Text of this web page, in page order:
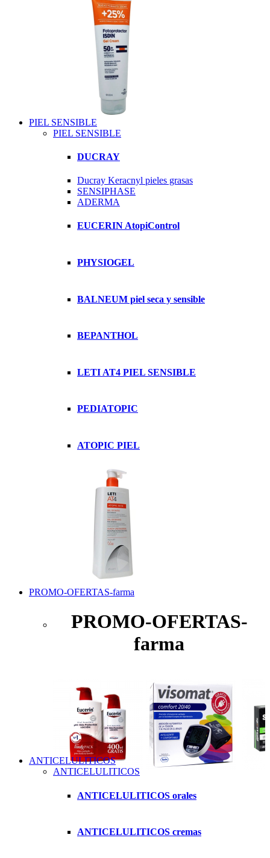
PIEL SENSIBLE
PIEL SENSIBLE
DUCRAY
Ducray Keracnyl pieles grasas
SENSIPHASE
ADERMA
EUCERIN AtopiControl
PHYSIOGEL
BALNEUM piel seca y sensible
BEPANTHOL
LETI AT4 PIEL SENSIBLE
PEDIATOPIC
ATOPIC PIEL
PROMO-OFERTAS-farma
PROMO-OFERTAS-
farma
ANTICELULITICOS
ANTICELULITICOS
ANTICELULITICOS orales
ANTICELULITICOS cremas